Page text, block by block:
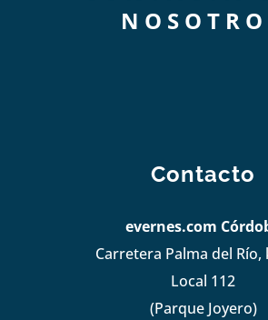
Contacto
evernes.com
Carretera Palma del Río,
Local 112
(Parque Joyero)